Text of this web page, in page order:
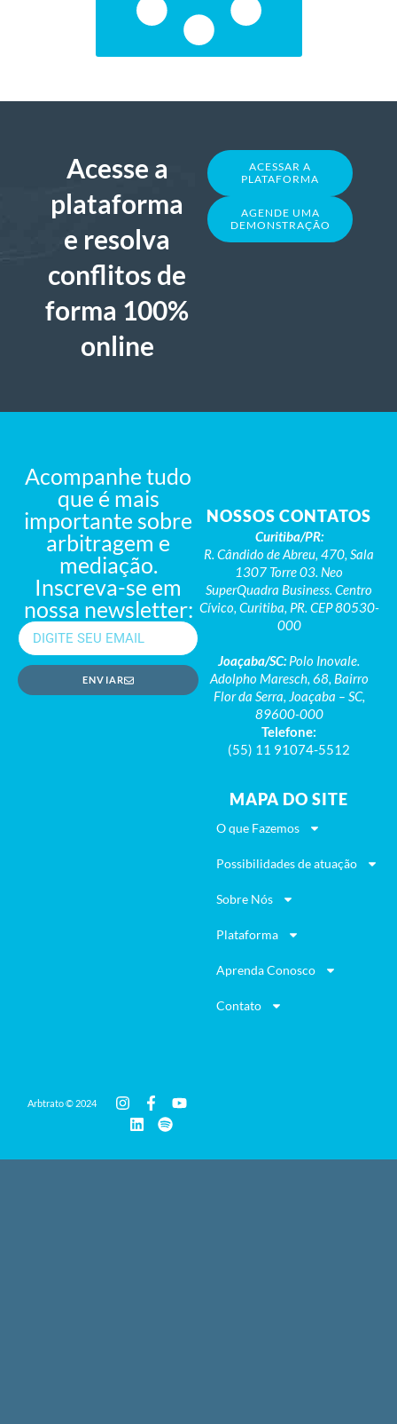
Acesse a
plataforma
e resolva
conflitos de
forma 100%
online
ACESSAR A
PLATAFORMA
AGENDE UMA
DEMONSTRAÇÃO
Acompanhe tudo
que é mais
importante sobre
arbitragem e
mediação.
Inscreva-se em
nossa newsletter:
ENVIAR
NOSSOS CONTATOS
Curitiba/PR:
R. Cândido de Abreu, 470, Sala
1307 Torre 03. Neo
SuperQuadra Business. Centro
Cívico, Curitiba, PR. CEP 80530-
000
Joaçaba/SC:Polo Inovale.
Adolpho Maresch, 68, Bairro
Flor da Serra, Joaçaba – SC,
89600-000
Telefone:
(55) 11 91074-5512
MAPA DO SITE
O que Fazemos
Possibilidades de atuação
Sobre Nós
Plataforma
Aprenda Conosco
Contato
Arbtrato © 2024